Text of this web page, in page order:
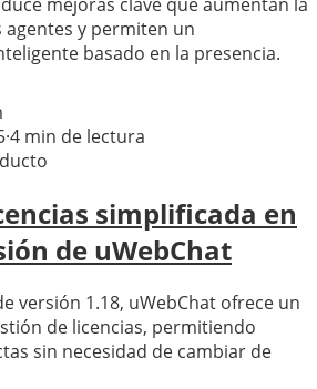
y permiten un
basado en la presencia.
·4 min de lectura
simplificada en
de uWebChat
versión 1.18, uWebChat ofrece un
de licencias, permitiendo
sin necesidad de cambiar de